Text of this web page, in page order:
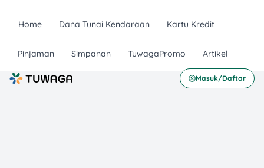
Home Dana Tunai Kendaraan Kartu Kredit
Pinjaman Simpanan TuwagaPromo Artikel
Masuk/Daftar